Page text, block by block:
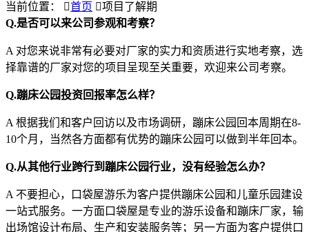
当前位置： 首页 项目了解期
Q.是否可以来公司参观和考察？
A 对您来说非常有必要对厂家的实力和资质进行实地考察，选
择靠谱的厂家对您的项目呈现至关重要，欢迎来公司考察。
Q.蹦床公园投资回报率怎么样？
A 根据我们和客户回访以及市场调研，蹦床公园回本周期在8-
10个月，当然各方面都有优势的蹦床公园可以做到半年回本。
Q.从其他行业跨行到蹦床公园行业，没有经验怎么办？
A 不要担心，口袋屋游乐为客户提供蹦床公园和儿童乐园建设
一站式服务。一方面口袋屋是专业的游乐设备和蹦床厂家，输
出场馆设计布局、生产和安装服务等；另一方面为客户提供口